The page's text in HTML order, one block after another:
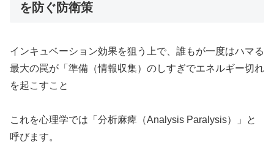
を防ぐ防衛策
インキュベーション効果を狙う上で、誰もが一度はハマる
最大の罠が「準備（情報収集）のしすぎでエネルギー切れ
を起こすこと
これを心理学では「分析麻痺（Analysis Paralysis）」と
呼びます。